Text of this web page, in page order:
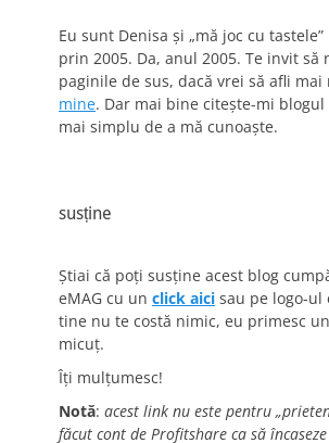
Eu sunt Denisa și „mă joc cu
prin 2005. Da, anul 2005. Te invit să
paginile de sus, dacă vrei să afli mai
mine. Dar mai bine citește-mi blogul
mai simplu de a mă cunoaște.
susține
Știai că poți susține acest blog
eMAG cu un click aici sau pe logo-ul
tine nu te costă nimic, eu primesc
micuț.
Îți mulțumesc!
Notă: acest link nu este pentru
făcut cont de Profitshare ca să